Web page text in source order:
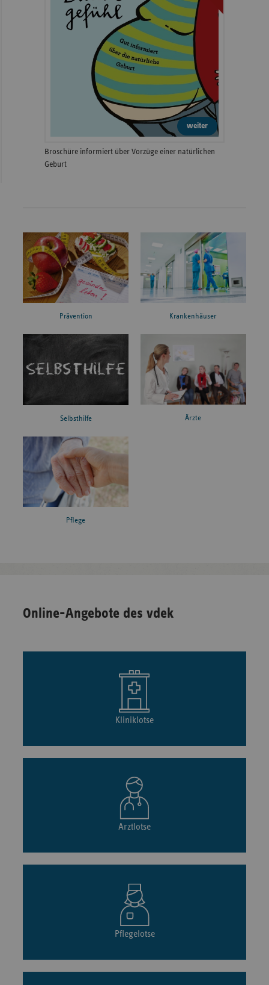
weiter
Broschüre informiert über Vorzüge einer natürlichen
Geburt
Prävention Krankenhäuser
Selbsthilfe Ärzte
Pflege
Online-Angebote des vdek
Kliniklotse
Arztlotse
Pflegelotse